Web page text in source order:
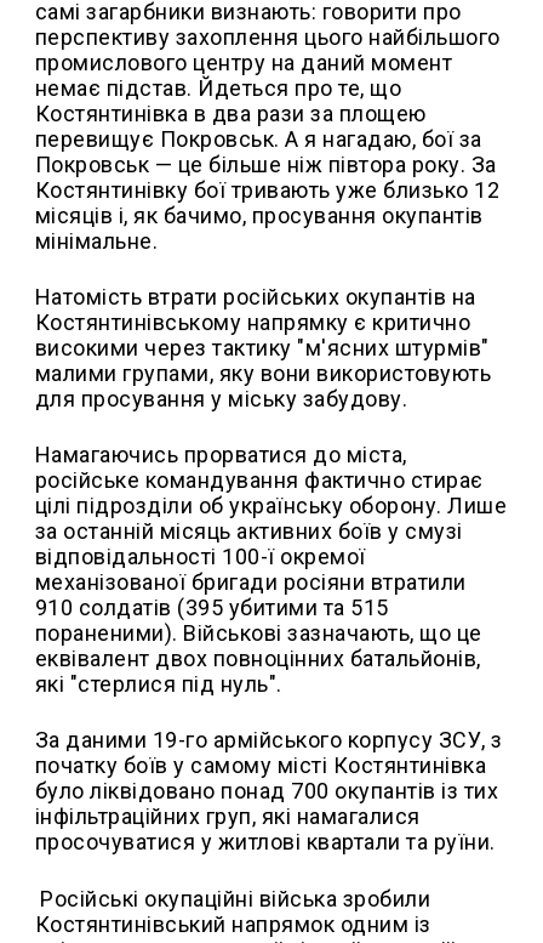
самі загарбники визнають: говорити про
перспективу захоплення цього найбільшого
промислового центру на даний момент
немає підстав. Йдеться про те, що
Костянтинівка в два рази за площею
перевищує Покровськ. А я нагадаю, бої за
Покровськ — це більше ніж півтора року. За
Костянтинівку бої тривають уже близько 12
місяців і, як бачимо, просування окупантів
мінімальне.
Натомість втрати російських окупантів на
Костянтинівському напрямку є критично
високими через тактику "м'ясних штурмів"
малими групами, яку вони використовують
для просування у міську забудову.
Намагаючись прорватися до міста,
російське командування фактично стирає
цілі підрозділи об українську оборону. Лише
за останній місяць активних боїв у смузі
відповідальності 100-ї окремої
механізованої бригади росіяни втратили
910 солдатів (395 убитими та 515
пораненими). Військові зазначають, що це
еквівалент двох повноцінних батальйонів,
які "стерлися під нуль".
За даними 19-го армійського корпусу ЗСУ, з
початку боїв у самому місті Костянтинівка
було ліквідовано понад 700 окупантів із тих
інфільтраційних груп, які намагалися
просочуватися у житлові квартали та руїни.
Російські окупаційні війська зробили
Костянтинівський напрямок одним із